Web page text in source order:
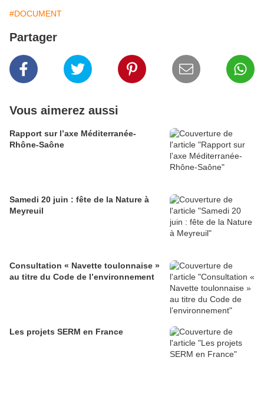
#DOCUMENT
Partager
Vous aimerez aussi
Rapport sur l’axe Méditerranée-
Rhône-Saône
Samedi 20 juin : fête de la Nature à
Meyreuil
Consultation « Navette toulonnaise »
au titre du Code de l’environnement
Les projets SERM en France